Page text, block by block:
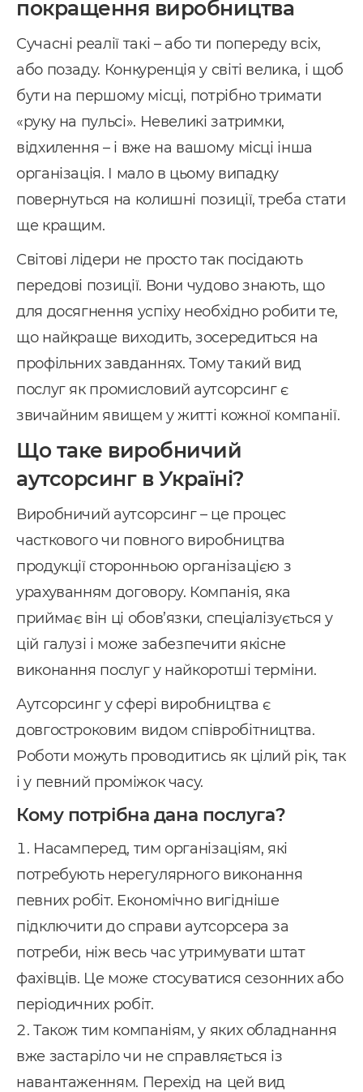
Послуги
розробка CRM
Система управління
CRM
CRM
маркетинг
автоматизація
покращення виробництва
Сучасні реалії такі – або ти попереду всіх,
або позаду. Конкуренція у світі велика, і щоб
бути на першому місці, потрібно тримати
«руку на пульсі». Невеликі затримки,
відхилення – і вже на вашому місці інша
організація. І мало в цьому випадку
повернуться на колишні позиції, треба стати
ще кращим.
Світові лідери не просто так посідають
передові позиції. Вони чудово знають, що
для досягнення успіху необхідно робити те,
що найкраще виходить, зосередиться на
профільних завданнях. Тому такий вид
послуг як промисловий аутсорсинг є
звичайним явищем у житті кожної компанії.
Що таке виробничий
аутсорсинг в Україні?
Виробничий аутсорсинг – це процес
часткового чи повного виробництва
продукції сторонньою організацією з
урахуванням договору. Компанія, яка
приймає він ці обов’язки, спеціалізується у
цій галузі і може забезпечити якісне
виконання послуг у найкоротші терміни.
Аутсорсинг у сфері виробництва є
довгостроковим видом співробітництва.
Роботи можуть проводитись як цілий рік, так
і у певний проміжок часу.
Кому потрібна дана послуга?
Насамперед, тим організаціям, які
потребують нерегулярного виконання
певних робіт. Економічно вигідніше
підключити до справи аутсорсера за
потреби, ніж весь час утримувати штат
фахівців. Це може стосуватися сезонних або
періодичних робіт.
Також тим компаніям, у яких обладнання
вже застаріло чи не справляється із
навантаженням. Перехід на цей вид